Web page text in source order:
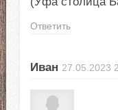
Ответить
Иван 27.05.2023